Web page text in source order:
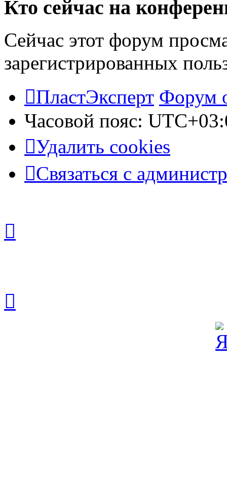
Кто сейчас на
Сейчас этот форум
зарегистрированных
ПластЭксперт Форум
Часовой пояс:
Удалить cookies
Связаться с